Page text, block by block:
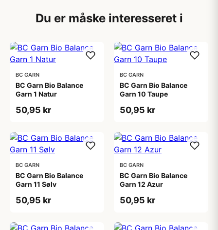
Du er måske interesseret i
BC GARN
BC Garn Bio Balance
Garn 1 Natur
50,95 kr
BC GARN
BC Garn Bio Balance
Garn 10 Taupe
50,95 kr
BC GARN
BC Garn Bio Balance
Garn 11 Sølv
50,95 kr
BC GARN
BC Garn Bio Balance
Garn 12 Azur
50,95 kr